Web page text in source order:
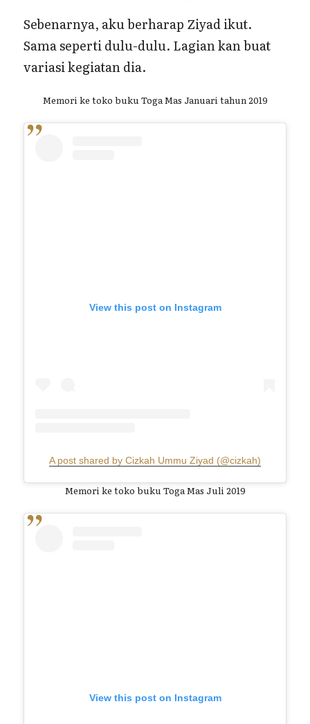
Sebenarnya, aku berharap Ziyad ikut.
Sama seperti dulu-dulu. Lagian kan buat
variasi kegiatan dia.
Memori ke toko buku Toga Mas Januari tahun 2019
View this post on Instagram
A post shared by Cizkah Ummu Ziyad (@cizkah)
Memori ke toko buku Toga Mas Juli 2019
View this post on Instagram